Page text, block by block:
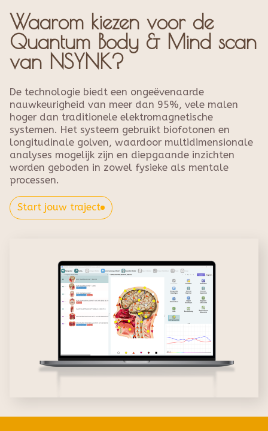
Waarom kiezen voor de
Quantum Body & Mind scan
van NSYNK?
De technologie biedt een ongeëvenaarde
nauwkeurigheid van meer dan 95%, vele malen
hoger dan traditionele elektromagnetische
systemen. Het systeem gebruikt biofotonen en
longitudinale golven, waardoor multidimensionale
analyses mogelijk zijn en diepgaande inzichten
worden geboden in zowel fysieke als mentale
processen.
Start jouw traject